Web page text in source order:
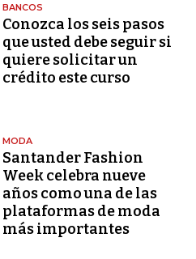
BANCOS
Conozca los seis pasos
que usted debe seguir si
quiere solicitar un
crédito este curso
MODA
Santander Fashion
Week celebra nueve
años como una de las
plataformas de moda
más importantes